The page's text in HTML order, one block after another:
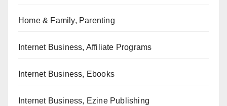
Home & Family, Parenting
Internet Business, Affiliate Programs
Internet Business, Ebooks
Internet Business, Ezine Publishing